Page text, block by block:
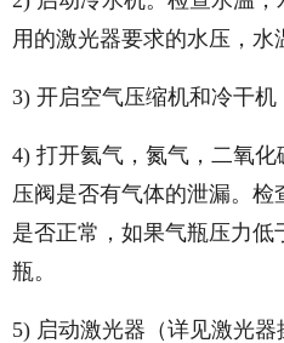
用的激光器要求的水压，水
3) 开启空气压缩机和冷干机
4) 打开氦气，氮气，二氧
压阀是否有气体的泄漏。检
是否正常，如果气瓶压力低
瓶。
5) 启动激光器（详见激光器